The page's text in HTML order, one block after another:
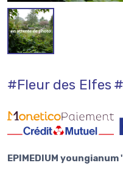
#Fleur des Elfes
EPIMEDIUM youngianum